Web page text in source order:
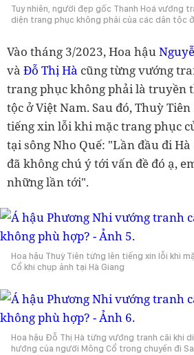
Tuy nhiên, người đẹp gốc Thanh Hoá vướng
diện trang phục không phải của các dân tộc
Vào tháng 3/2023, Hoa hậu
và Đỗ Thị Hà cũng từng vướng
trang phục không phải là truyền
tộc ở Việt Nam. Sau đó, Thuỳ
tiếng xin lỗi khi mặc trang phục
tại sông Nho Quế: "Lần đầu đi
đã không chú ý tới vấn đề đó ạ,
những lần tới".
Hoa hậu Thuỳ Tiên từng lên tiếng xin lỗi khi
Cổ khi chụp ảnh tại Hà Giang
Hoa hậu Đỗ Thị Hà từng vướng tranh cãi khi
hướng của người Mông Cổ trong chuyến đi